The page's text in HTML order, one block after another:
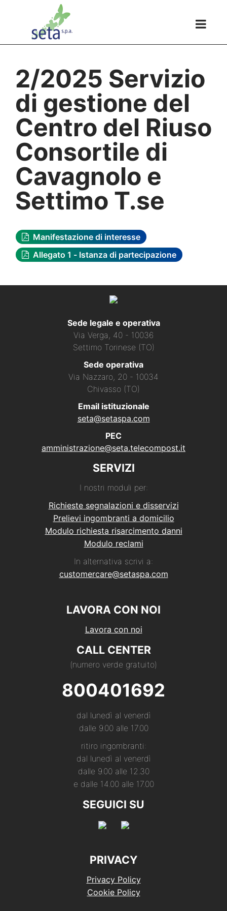
2/2025 Servizio
di gestione del
Centro del Riuso
Consortile di
Cavagnolo e
Settimo T.se
Manifestazione di interesse
Allegato 1 - Istanza di partecipazione
Sede legale e operativa
Via Verga, 40 - 10036
Settimo Torinese (TO)
Sede operativa
Via Nazzaro, 20 - 10034
Chivasso (TO)
Email istituzionale
seta@setaspa.com
PEC
amministrazione@seta.telecompost.it
SERVIZI
I nostri moduli per:
Richieste segnalazioni e disservizi
Prelievi ingombranti a domicilio
Modulo richiesta risarcimento danni
Modulo reclami
In alternativa scrivi a:
customercare@setaspa.com
LAVORA CON NOI
Lavora con noi
CALL CENTER
(numero verde gratuito)
800401692
dal lunedì al venerdì
dalle 9.00 alle 17.00
ritiro ingombranti:
dal lunedì al venerdì
dalle 9.00 alle 12.30
e dalle 14.00 alle 17.00
SEGUICI SU
PRIVACY
Privacy Policy
Cookie Policy